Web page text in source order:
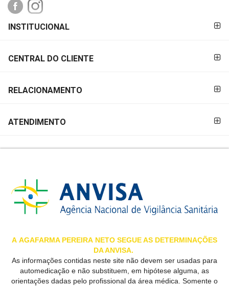
PAGAMENTO
INSTITUCIONAL
CENTRAL DO CLIENTE
RELACIONAMENTO
ATENDIMENTO
A AGAFARMA PEREIRA NETO SEGUE AS DETERMINAÇÕES
DA ANVISA.
As informações contidas neste site não devem ser usadas para
automedicação e não substituem, em hipótese alguma, as
orientações dadas pelo profissional da área médica. Somente o